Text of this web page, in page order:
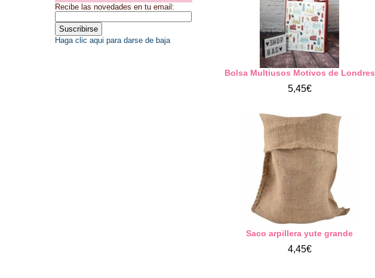
Recibe las novedades en tu email:
Haga clic aqui para darse de baja
Bolsa Multiusos Motivos de Londres
5,45€
Saco arpillera yute grande
4,45€